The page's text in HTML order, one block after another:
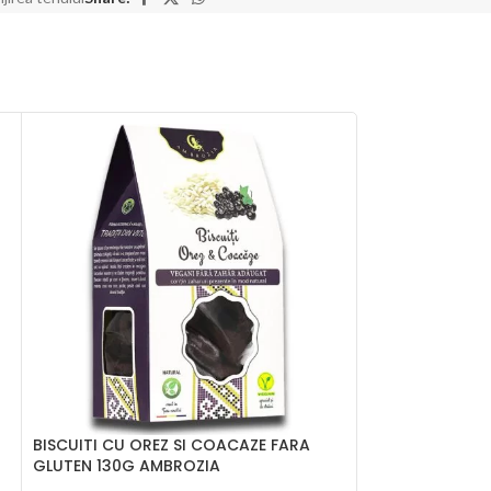
BISCUITI CU OREZ SI COACAZE FARA
GLUTEN 130G AMBROZIA